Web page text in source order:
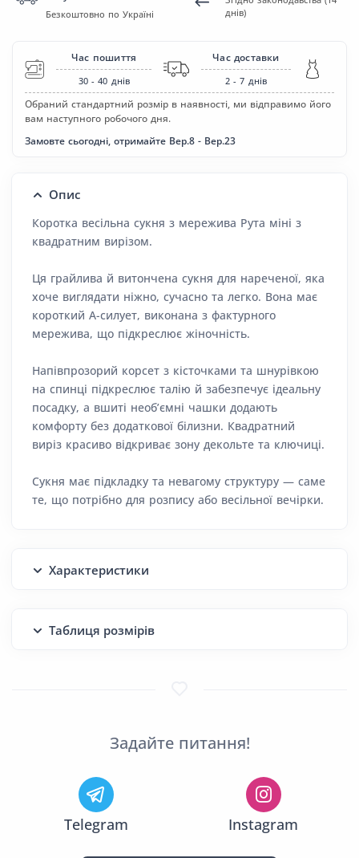
Безкоштовно по Україні
днів)
Час пошиття
30 - 40 днів
Час доставки
2 - 7 днів
Обраний стандартний розмір в наявності, ми відправимо його
вам наступного робочого дня.
Замовте сьогодні, отримайте Вер.8 - Вер.23
Опис
Коротка весільна сукня з мережива Рута міні з
квадратним вирізом.
Ця грайлива й витончена сукня для нареченої, яка
хоче виглядати ніжно, сучасно та легко. Вона має
короткий А-силует, виконана з фактурного
мережива, що підкреслює жіночність.
Напівпрозорий корсет з кісточками та шнурівкою
на спинці підкреслює талію й забезпечує ідеальну
посадку, а вшиті необ’ємні чашки додають
комфорту без додаткової білизни. Квадратний
виріз красиво відкриває зону декольте та ключиці.
Сукня має підкладку та невагому структуру — саме
те, що потрібно для розпису або весільної вечірки.
Характеристики
Таблиця розмірів
Задайте питання!
Telegram Instagram